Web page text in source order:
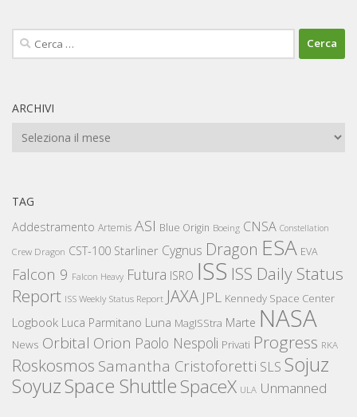
Ricerca
per:
ARCHIVI
Archivi
TAG
Addestramento Artemis ASI Blue Origin Boeing CNSA Constellation
Crew Dragon CST-100 Starliner Cygnus Dragon ESA EVA
Falcon 9 Falcon Heavy Futura ISRO ISS ISS Daily Status
Report ISS Weekly Status Report JAXA JPL Kennedy Space Center
Logbook Luca Parmitano Luna MagISStra Marte NASA
News Orbital Orion Paolo Nespoli Privati Progress RKA
Roskosmos Samantha Cristoforetti SLS Sojuz
SoyuzSpace ShuttleSpaceX ULA Unmanned